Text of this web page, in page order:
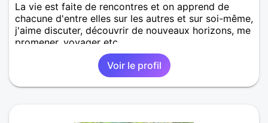
La vie est faite de rencontres et on apprend de
chacune d'entre elles sur les autres et sur soi-même,
j'aime discuter, découvrir de nouveaux horizons, me
promener, voyager etc.
Voir le profil